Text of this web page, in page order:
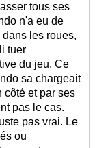
tous ses
n'a eu de
les roues,
tuer
du jeu. Ce
sa chargeait
côté et par ses
pas le cas.
pas vrai. Le
ou